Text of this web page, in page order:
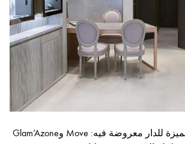
كل المجموعات المميزة للدار معروضة فيه: Move وGlam’Azone